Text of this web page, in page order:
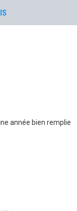
année bien remplie